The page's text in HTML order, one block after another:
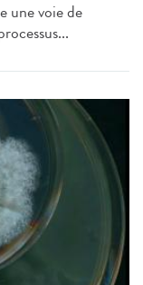
une voie de